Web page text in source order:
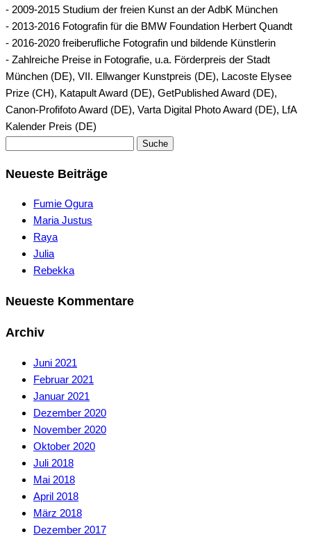
- 2009-2015 Studium der freien Kunst an der AdbK München
- 2013-2016 Fotografin für die BMW Foundation Herbert Quandt
- 2016-2020 freiberufliche Fotografin und bildende Künstlerin
- Zahlreiche Preise in Fotografie, u.a. Förderpreis der Stadt
München (DE), VII. Ellwanger Kunstpreis (DE), Lacoste Elysee
Prize (CH), Katapult Award (DE), GetPublished Award (DE),
Canon-Profifoto Award (DE), Varta Digital Photo Award (DE), LfA
Kalender Preis (DE)
Neueste Beiträge
Fumie Ogura
Maria Justus
Raya
Julia
Rebekka
Neueste Kommentare
Archiv
Juni 2021
Februar 2021
Januar 2021
Dezember 2020
November 2020
Oktober 2020
Juli 2018
Mai 2018
April 2018
März 2018
Dezember 2017